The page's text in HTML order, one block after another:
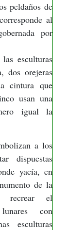
peldaños de
al
por
esculturas
dos orejeras
cintura que
usan una
igual la
a los
dispuestas
yacía, en
de la
recrear el
con
esculturas